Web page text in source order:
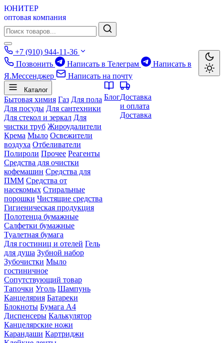
ЮНИТЕР
оптовая компания
+7 (910) 944-11-36
Позвонить
Написать в Телеграм
Написать в
Я.Мессенджер
Написать на почту
Каталог
Бытовая химия Газ Для пола
Для посуды Для сантехники
Для стекол и зеркал Для
чистки труб Жироудалители
Крема Мыло Освежители
воздуха Отбеливатели
Полироли Прочее Реагенты
Средства для очистки
кофемашин Средства для
ПММ Средства от
насекомых Стиральные
порошки Чистящие средства
Гигиеническая продукция
Полотенца бумажные
Салфетки бумажные
Туалетная бумага
Для гостиниц и отелей Гель
для душа Зубной набор
Зубочистки Мыло
гостиничное
Сопутствующий товар
Тапочки Уголь Шампунь
Канцелярия Батареки
Блокноты Бумага А4
Диспенсеры Калькулятор
Канцелярские ножи
Карандаши Картриджи
БлогДоставка
и оплата
Доставка